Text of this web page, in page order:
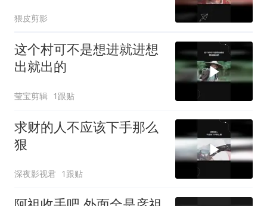
猥皮剪影
这个村可不是想进就进想
出就出的
莹宝剪辑 1跟贴
求财的人不应该下手那么
狠
深夜影视君 1跟贴